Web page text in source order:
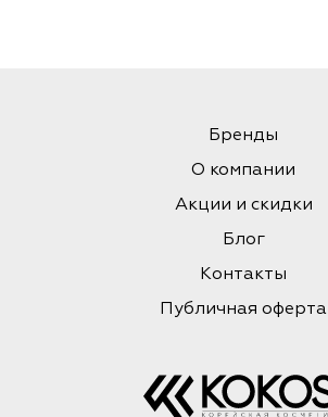
Бренды
О компании
Акции и скидки
Блог
Контакты
Публичная оферта